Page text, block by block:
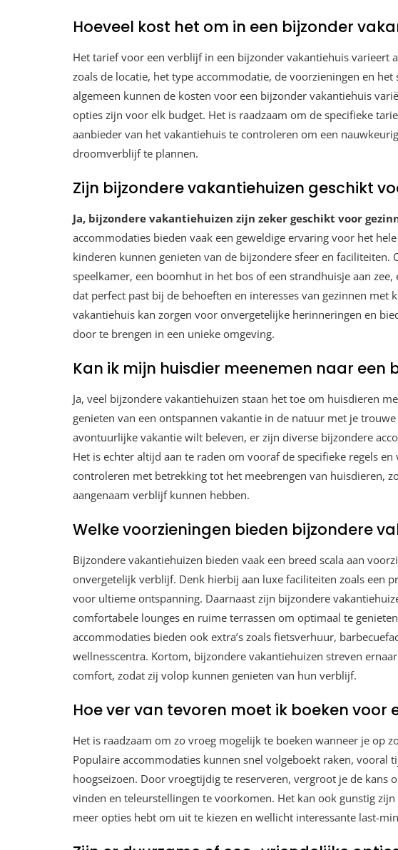
Hoeveel kost het om in een bijzonder
Het tarief voor een verblijf in een bijzonder vakantiehuis varieert
zoals de locatie, het type accommodatie, de voorzieningen en
algemeen kunnen de kosten voor een bijzonder vakantiehuis
opties zijn voor elk budget. Het is raadzaam om de specifieke
aanbieder van het vakantiehuis te controleren om een
droomverblijf te plannen.
Zijn bijzondere vakantiehuizen geschikt
Ja, bijzondere vakantiehuizen zijn zeker geschikt voor
accommodaties bieden vaak een geweldige ervaring voor het
kinderen kunnen genieten van de bijzondere sfeer en faciliteiten.
speelkamer, een boomhut in het bos of een strandhuisje aan
dat perfect past bij de behoeften en interesses van gezinnen
vakantiehuis kan zorgen voor onvergetelijke herinneringen en
door te brengen in een unieke omgeving.
Kan ik mijn huisdier meenemen naar een
Ja, veel bijzondere vakantiehuizen staan het toe om huisdieren
genieten van een ontspannen vakantie in de natuur met je
avontuurlijke vakantie wilt beleven, er zijn diverse bijzondere
Het is echter altijd aan te raden om vooraf de specifieke regels
controleren met betrekking tot het meebrengen van huisdieren,
aangenaam verblijf kunnen hebben.
Welke voorzieningen bieden bijzondere
Bijzondere vakantiehuizen bieden vaak een breed scala aan
onvergetelijk verblijf. Denk hierbij aan luxe faciliteiten zoals een
voor ultieme ontspanning. Daarnaast zijn bijzondere
comfortabele lounges en ruime terrassen om optimaal te
accommodaties bieden ook extra’s zoals fietsverhuur,
wellnesscentra. Kortom, bijzondere vakantiehuizen streven
comfort, zodat zij volop kunnen genieten van hun verblijf.
Hoe ver van tevoren moet ik boeken voor
Het is raadzaam om zo vroeg mogelijk te boeken wanneer je op
Populaire accommodaties kunnen snel volgeboekt raken, vooral
hoogseizoen. Door vroegtijdig te reserveren, vergroot je de kans
vinden en teleurstellingen te voorkomen. Het kan ook gunstig
meer opties hebt om uit te kiezen en wellicht interessante last-